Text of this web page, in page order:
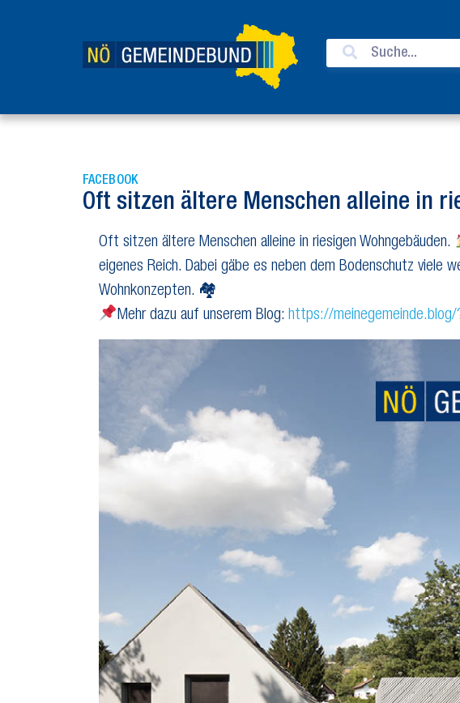
FACEBOOK
Oft sitzen ältere Menschen alleine in
Oft sitzen ältere Menschen alleine in riesigen Wohngebäuden.
eigenes Reich. Dabei gäbe es neben dem Bodenschutz viele
Wohnkonzepten. 🏘
Mehr dazu auf unserem Blog: https://